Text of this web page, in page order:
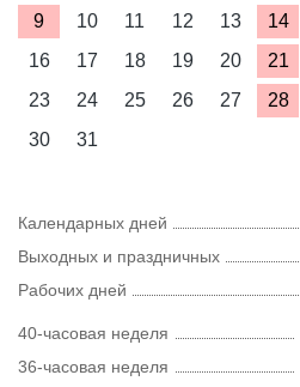
9
10 11 12 13 14
16
17 18 19 20 21
23
24 25 26 27 28
30
31
Календарных дней
Выходных и праздничных
Рабочих дней
40-часовая неделя
36-часовая неделя